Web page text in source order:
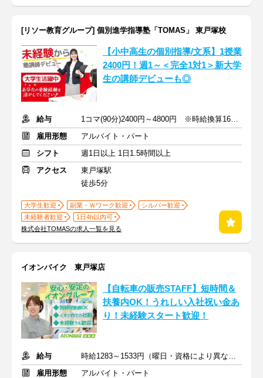
[リソー教育グループ] 個別進学指導塾「TOMAS」 東戸塚校
【小中高生の個別指導/文系】1授業
2400円！週1～＜完全1対1＞新大学
生の講師デビューも◎
給与
1コマ(90分)2400円～4800円 ※時給換算1600円～3200円
雇用形態
アルバイト・パート
シフト
週1日以上 1日1.5時間以上
アクセス
東戸塚駅
徒歩5分
大学生歓迎 副業・Ｗワーク歓迎
シルバー歓迎
未経験者歓迎
1日4h以内可
株式会社TOMASの求人一覧を見る
イオンバイク 東戸塚店
【自転車の販売STAFF】短時間＆
扶養内OK！うれしい入社祝い金あ
り！未経験スタート歓迎！
給与
時給1283～1533円（曜日・資格により異なる）
雇用形態
アルバイト・パート